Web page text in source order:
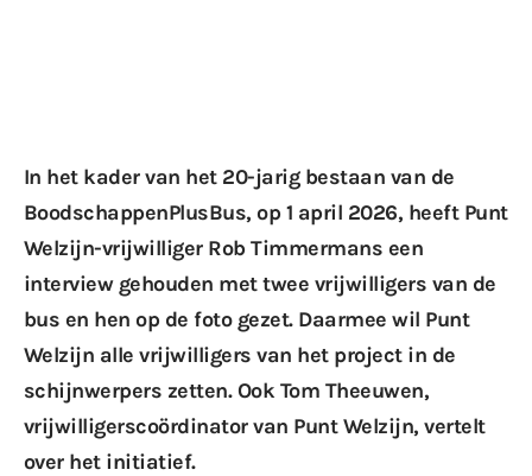
In het kader van het 20-jarig bestaan van de
BoodschappenPlusBus, op 1 april 2026, heeft Punt
Welzijn-vrijwilliger Rob Timmermans een
interview gehouden met twee vrijwilligers van de
bus en hen op de foto gezet. Daarmee wil Punt
Welzijn alle vrijwilligers van het project in de
schijnwerpers zetten. Ook Tom Theeuwen,
vrijwilligerscoördinator van Punt Welzijn, vertelt
over het initiatief.